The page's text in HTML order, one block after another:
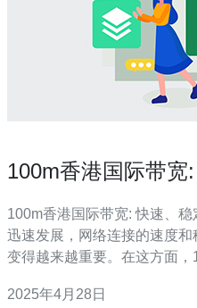
100m香港国际带宽
100m香港国际带宽: 快速、稳定的网络
迅速发展，网络连接的速度
变得越来越重要。在这方面
势，帮助读者更好地了解并选
2025年4月28日